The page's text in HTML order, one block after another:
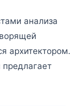
анализа
архитектором.